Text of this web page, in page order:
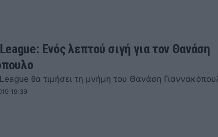
Ενός λεπτού σιγή για τον Θανάση
θα τιμήσει τη μνήμη του Θανάση
19:39